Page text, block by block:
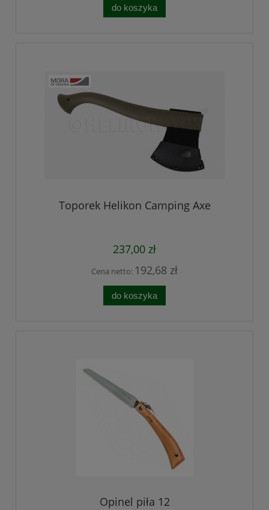
do koszyka
Toporek Helikon Camping Axe
237,00 zł
Cena netto: 192,68 zł
do koszyka
Opinel piła 12